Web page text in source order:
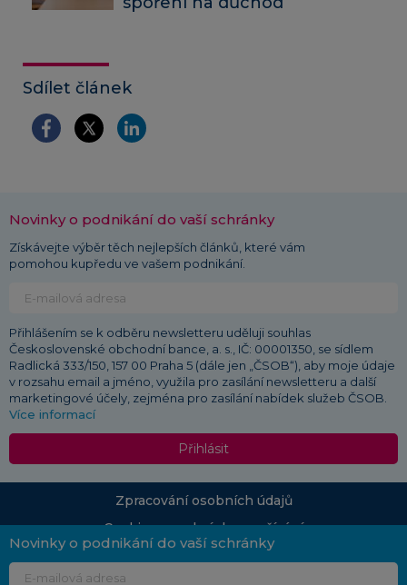
Sdílet článek
Novinky o podnikání do vaší schránky
Získávejte výběr těch nejlepších článků, které vám
pomohou kupředu ve vašem podnikání.
Přihlášením se k odběru newsletteru uděluji souhlas
Československé obchodní bance, a. s., IČ: 00001350, se sídlem
Radlická 333/150, 157 00 Praha 5 (dále jen „ČSOB“), aby moje údaje
v rozsahu email a jméno, využila pro zasílání newsletteru a další
marketingové účely, zejména pro zasílání nabídek služeb ČSOB.
Více informací
Přihlásit
Zpracování osobních údajů
Cookies a podmínky používání
Novinky o podnikání do vaší schránky